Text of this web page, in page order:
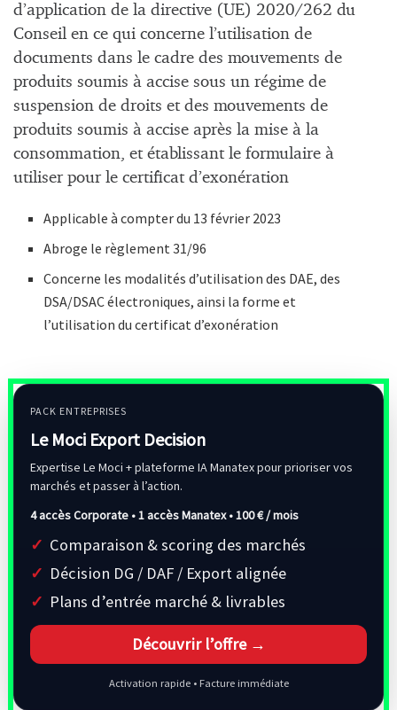
d’application de la directive (UE) 2020/262 du
Conseil en ce qui concerne l’utilisation de
documents dans le cadre des mouvements de
produits soumis à accise sous un régime de
suspension de droits et des mouvements de
produits soumis à accise après la mise à la
consommation, et établissant le formulaire à
utiliser pour le certificat d’exonération
Applicable à compter du 13 février 2023
Abroge le règlement 31/96
Concerne les modalités d’utilisation des DAE, des
DSA/DSAC électroniques, ainsi la forme et
l’utilisation du certificat d’exonération
PACK ENTREPRISES
Le Moci Export Decision
Expertise Le Moci + plateforme IA Manatex pour prioriser vos
marchés et passer à l’action.
4 accès Corporate • 1 accès Manatex •100 € / mois
Comparaison & scoring des marchés
Décision DG / DAF / Export alignée
Plans d’entrée marché & livrables
Découvrir l’offre →
Activation rapide • Facture immédiate